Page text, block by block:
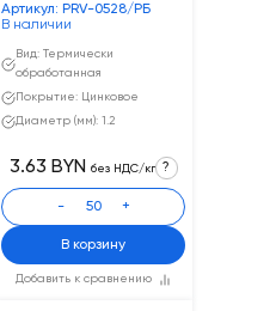
Артикул: PRV-0528/РБ
В наличии
Вид: Термически
обработанная
Покрытие: Цинковое
Диаметр (мм): 1.2
Добавить к сравнению
3.63 BYN без НДС/кг ?
- +
В корзину